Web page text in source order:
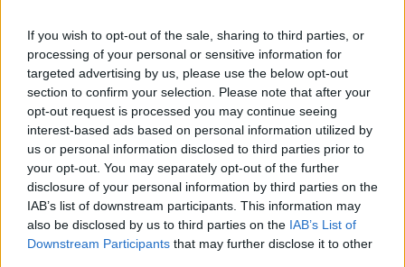
If you wish to opt-out of the sale, sharing to third parties, or
processing of your personal or sensitive information for
targeted advertising by us, please use the below opt-out
section to confirm your selection. Please note that after your
opt-out request is processed you may continue seeing
interest-based ads based on personal information utilized by
us or personal information disclosed to third parties prior to
your opt-out. You may separately opt-out of the further
disclosure of your personal information by third parties on the
IAB’s list of downstream participants. This information may
also be disclosed by us to third parties on the IAB’s List of
Downstream Participants that may further disclose it to other
LARYNGOLOGIE PÉDIATRIQUE
Rhinosinusite chez l'enfant - prise en charge